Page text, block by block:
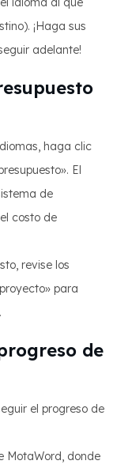
¡Haga sus
adelante!
haga clic
El
de
costo de
revise los
para
de
el progreso de
MotaWord, donde